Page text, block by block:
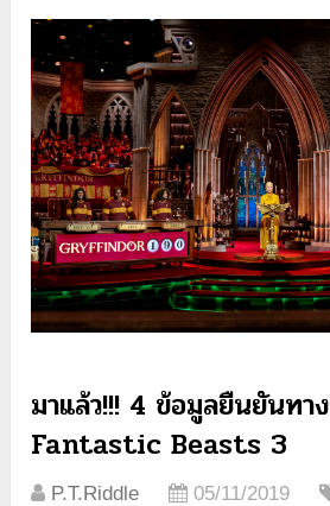
มาแล้ว!!! 4 ข้อมูลยืนยันทา
Fantastic Beasts 3
P.T.Riddle 05/11/2019